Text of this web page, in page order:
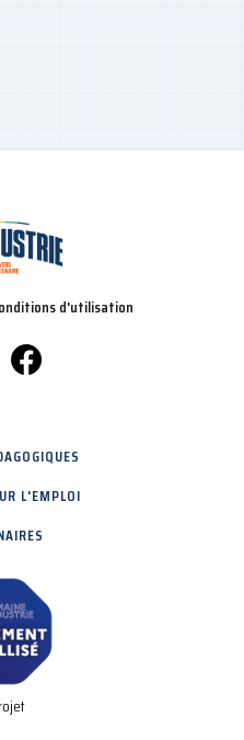
d'utilisation
L'EMPLOI